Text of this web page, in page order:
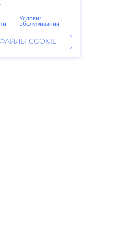
Условия
обслуживания
COOKIE